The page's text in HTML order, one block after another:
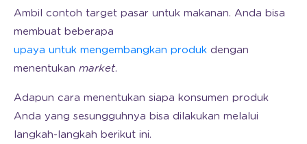
Ambil contoh target pasar untuk makanan. Anda bisa
membuat beberapa
upaya untuk mengembangkan produk dengan
menentukan market.
Adapun cara menentukan siapa konsumen produk
Anda yang sesungguhnya bisa dilakukan melalui
langkah-langkah berikut ini.